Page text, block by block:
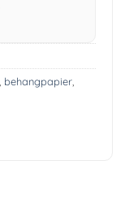
behangpapier,